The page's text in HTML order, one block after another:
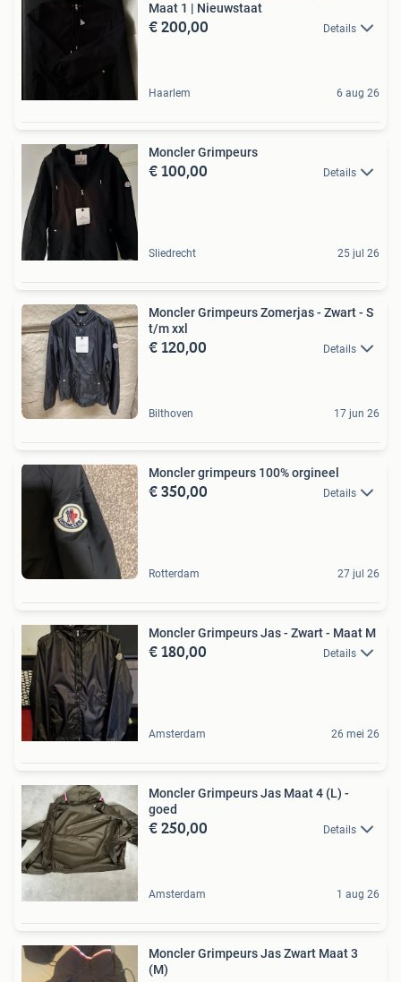
Maat 1 | Nieuwstaat
€ 200,00 Details
Haarlem 6 aug 26
Moncler Grimpeurs
€ 100,00 Details
Sliedrecht 25 jul 26
Moncler Grimpeurs Zomerjas - Zwart - S
t/m xxl
€ 120,00 Details
Bilthoven 17 jun 26
Moncler grimpeurs 100% orgineel
€ 350,00 Details
Rotterdam 27 jul 26
Moncler Grimpeurs Jas - Zwart - Maat M
€ 180,00 Details
Amsterdam 26 mei 26
Moncler Grimpeurs Jas Maat 4 (L) -
goed
€ 250,00 Details
Amsterdam 1 aug 26
Moncler Grimpeurs Jas Zwart Maat 3
(M)